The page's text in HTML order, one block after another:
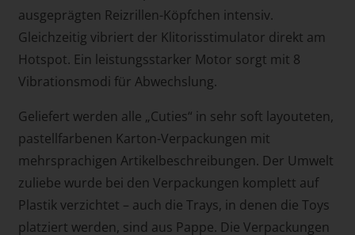
ausgeprägten Reizrillen-Köpfchen intensiv.
Gleichzeitig vibriert der Klitorisstimulator direkt am
Hotspot. Ein leistungsstarker Motor sorgt mit 8
Vibrationsmodi für Abwechslung.
Geliefert werden alle „Cuties“ in sehr soft layouteten,
pastellfarbenen Karton-Verpackungen mit
mehrsprachigen Artikelbeschreibungen. Der Umwelt
zuliebe wurde bei den Verpackungen komplett auf
Plastik verzichtet – auch die Trays, in denen die Toys
platziert werden, sind aus Pappe. Die Verpackungen